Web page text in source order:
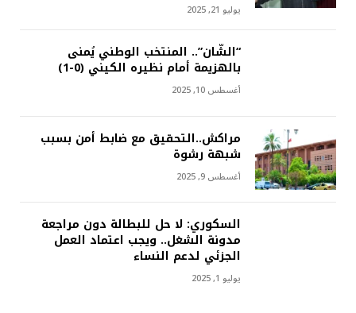
يوليو 21, 2025
“الشّان”.. المنتخب الوطني يُمنى
بالهزيمة أمام نظيره الكيني (0-1)
أغسطس 10, 2025
مراكش..التحقيق مع ضابط أمن بسبب
شبهة رشوة
أغسطس 9, 2025
السكوري: لا حل للبطالة دون مراجعة
مدونة الشغل.. ويجب اعتماد العمل
الجزئي لدعم النساء
يوليو 1, 2025